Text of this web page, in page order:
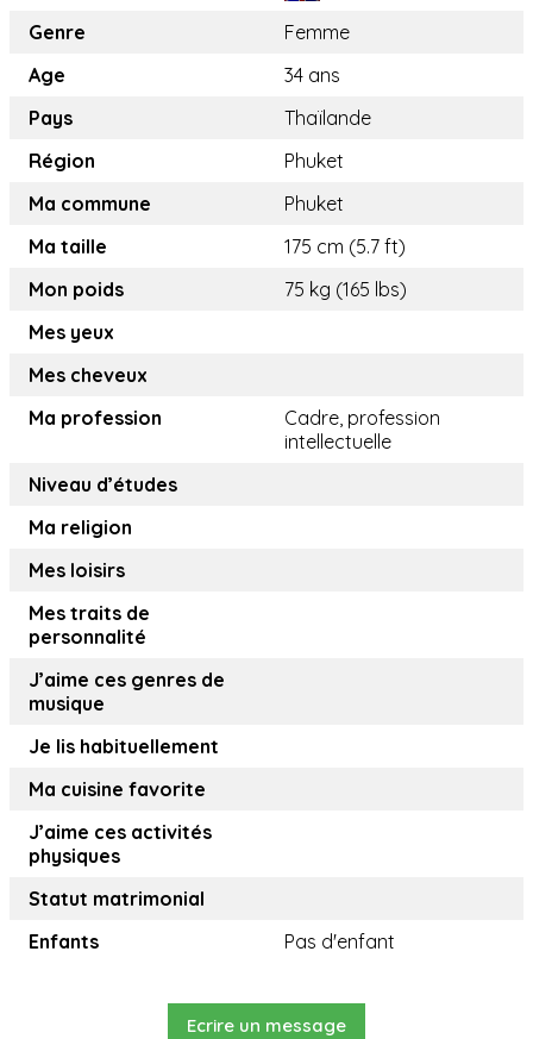
Genre
Femme
Age
34 ans
Pays
Thaïlande
Région
Phuket
Ma commune
Phuket
Ma taille
175 cm (5.7 ft)
Mon poids
75 kg (165 lbs)
Mes yeux
Mes cheveux
Ma profession
Cadre, profession
intellectuelle
Niveau d’études
Ma religion
Mes loisirs
Mes traits de
personnalité
J’aime ces genres de
musique
Je lis habituellement
Ma cuisine favorite
J’aime ces activités
physiques
Statut matrimonial
Enfants
Pas d'enfant
Ecrire un message